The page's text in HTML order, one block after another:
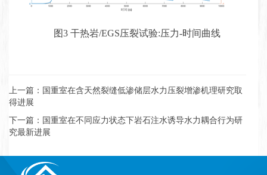
图3 干热岩/EGS压裂试验:压力-时间曲线
上一篇：国重室在含天然裂缝低渗储层水力压裂增渗机理研究取
得进展
下一篇：国重室在不同应力状态下岩石注水诱导水力耦合行为研
究最新进展